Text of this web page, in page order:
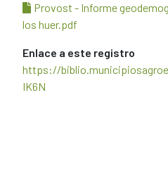
Provost - Informe
los huer.pdf
Enlace a este registro
https://
IK6N